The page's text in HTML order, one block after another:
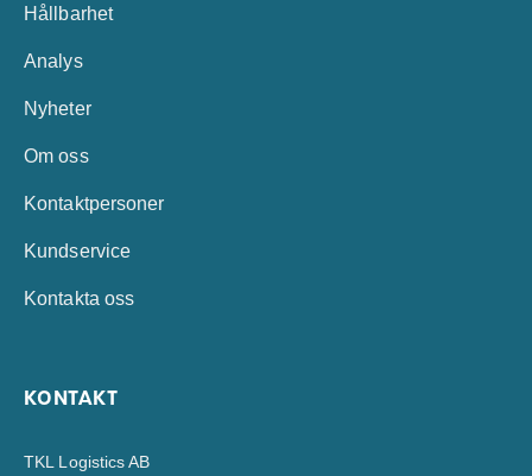
Hållbarhet
Analys
Nyheter
Om oss
Kontaktpersoner
Kundservice
Kontakta oss
KONTAKT
TKL Logistics AB